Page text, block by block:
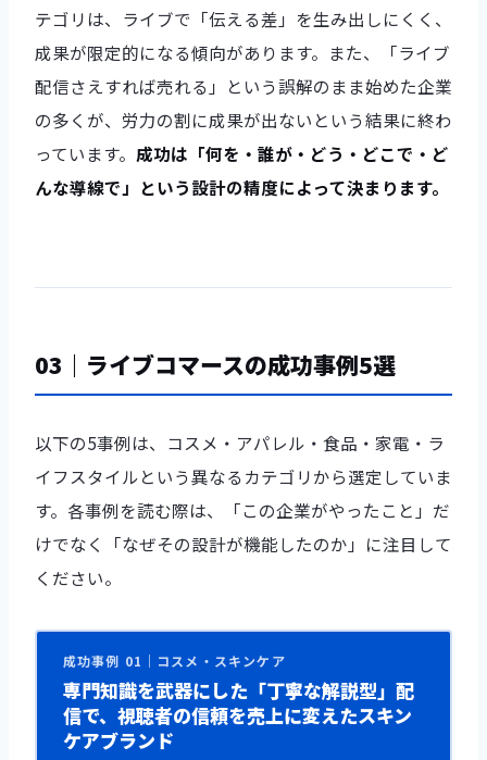
テゴリは、ライブで「伝える差」を生み出しにくく、
成果が限定的になる傾向があります。また、「ライブ
配信さえすれば売れる」という誤解のまま始めた企業
の多くが、労力の割に成果が出ないという結果に終わ
っています。 成功は「何を・誰が・どう・どこで・ど
んな導線で」という設計の精度によって決まります。
03｜ライブコマースの成功事例5選
以下の5事例は、コスメ・アパレル・食品・家電・ラ
イフスタイルという異なるカテゴリから選定していま
す。各事例を読む際は、「この企業がやったこと」だ
けでなく「なぜその設計が機能したのか」に注目して
ください。
成功事例 01｜コスメ・スキンケア
専門知識を武器にした「丁寧な解説型」配
信で、視聴者の信頼を売上に変えたスキン
ケアブランド